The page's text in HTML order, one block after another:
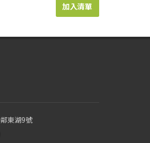
加入清單
東湖9號